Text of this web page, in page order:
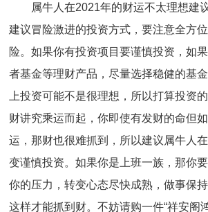
属牛人在2021年的财运不太理想建
建议冒险激进的投资方式，要注意全方
险。如果你有投资项目要谨慎投资，如
者基金等理财产品，尽量选择稳健的基
上投资可能不是很理想，所以打算投资
财讲究乘运而起，你即使有发财的命但
运，那财也很难抓到，所以建议属牛人
变谨慎投资。如果你是上班一族，那你
你的压力，转变心态尽快成熟，做事保
这样才能抓到财。不妨请购一件“祥安阁